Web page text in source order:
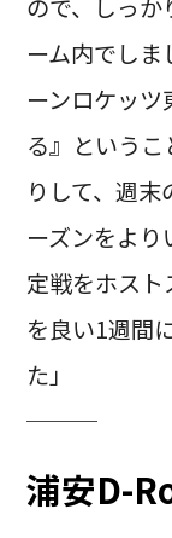
ので、しっ
ーム内でしま
ーンロケッ
る』という
りして、週
ーズンをよ
定戦をホス
を良い1週間
た」
浦安D-